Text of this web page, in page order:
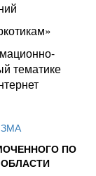
тематике
ПО